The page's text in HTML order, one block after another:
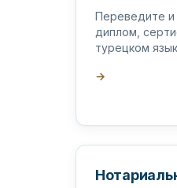
Переведите и
диплом,
турецком
→